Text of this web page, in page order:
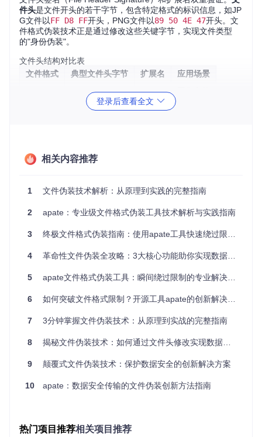
件头是文件开头的若干字节，包含特定格式的标识信息，如JP
G文件以FF D8 FF开头，PNG文件以89 50 4E 47开头。文
件格式伪装技术正是通过修改这些关键字节，实现文件类型
的"身份伪装"。
文件头结构对比表
文件格式
典型文件头字节 扩展名
应用场景
FF D8 FF E0 .jpg
89 50 4E 47 .png
文件伪装技术的工作流程包括三个阶段：首先解析目标文件的
息；最后将原始数据与新文件头重组，生成伪装后的文件。这
一过程不会修改文件的实际内容，仅改变其"身份标识"。
通过格式伪装可以解决不同系统间的文件格式限制问题。例如
将企业内部的敏感数据文件伪装为常见的图片格式，实现跨平
台无障碍传输。该功能特别适用于需要在受限网络环境中传输
数据的场景，既保证数据可用性，又避免格式过滤机制的拦
截。
增强敏感数据保护
针对个人隐私文件，伪装技术提供了一层额外保护。将私密文
型快速识别内容性质。实际应用中，建议配合加密工具使用，
工作效率。例如将各类文档统一伪装为PDF格式，既保持文件
内容完整，又实现格式标准化管理。在批量处理时，该技术支
登录后查看全文
相关内容推荐
1 文件伪装技术解析：从原理到实践的完整指南
2 apate：专业级文件格式伪装工具技术解析与实践指南
3 终极文件格式伪装指南：使用apate工具快速绕过限制的完整解决方案
4 革命性文件伪装全攻略：3大核心功能助你实现数据安全防护
5 apate文件格式伪装工具：瞬间绕过限制的专业解决方案
6 如何突破文件格式限制？开源工具apate的创新解决方案
7 3分钟掌握文件伪装技术：从原理到实战的完整指南
8 揭秘文件伪装技术：如何通过文件头修改实现数据隐私保护
9 颠覆式文件伪装技术：保护数据安全的创新解决方案
10 apate：数据安全传输的文件伪装创新方法指南
热门项目推荐相关项目推荐